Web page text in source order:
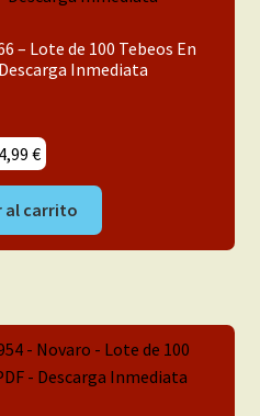
– Lote de 100 Tebeos En
Inmediata
€
al carrito